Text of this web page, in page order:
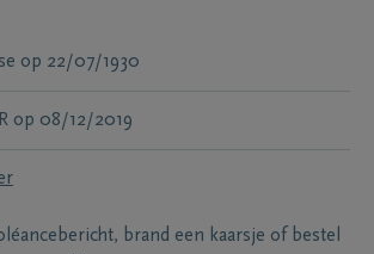
op 22/07/1930
op 08/12/2019
brand een kaarsje of bestel